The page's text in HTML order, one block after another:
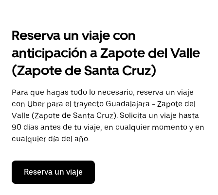
el
y
selecciona
una
Presiona
la
tecla Esc
para
cerrar
el
calendario.
Reserva un viaje con
anticipación a Zapote del Valle
(Zapote de Santa Cruz)
Para que hagas todo lo necesario, reserva un viaje
con Uber para el trayecto Guadalajara - Zapote del
Valle (Zapote de Santa Cruz). Solicita un viaje hasta
90 días antes de tu viaje, en cualquier momento y en
cualquier día del año.
Reserva un viaje